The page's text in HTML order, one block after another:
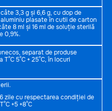
3,3 g și 6,6 g, cu dop de
plasate în cutii de carton
8 ml și 16 ml de soluție sterilă
0,9%.
separat de produse
5°C + 25°C, în locuri
zile cu respectarea condiției de
+5 +8°C